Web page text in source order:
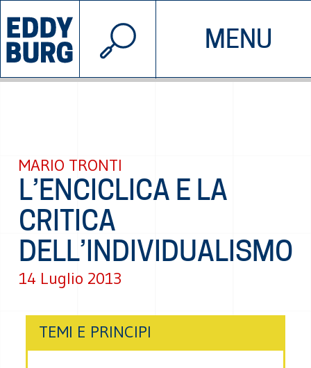
MENU
INIZIATIVE CHI SIAMO
© 2026 EDDYBURG
MARIO TRONTI
L’ENCICLICA E LA
CRITICA
DELL’INDIVIDUALISMO
14 Luglio 2013
TEMI E PRINCIPI